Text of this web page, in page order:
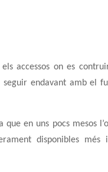
accessos on es
seguir endavant amb el
en uns pocs mesos
disponibles més